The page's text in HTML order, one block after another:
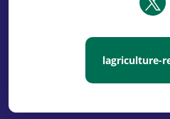
lagriculture-